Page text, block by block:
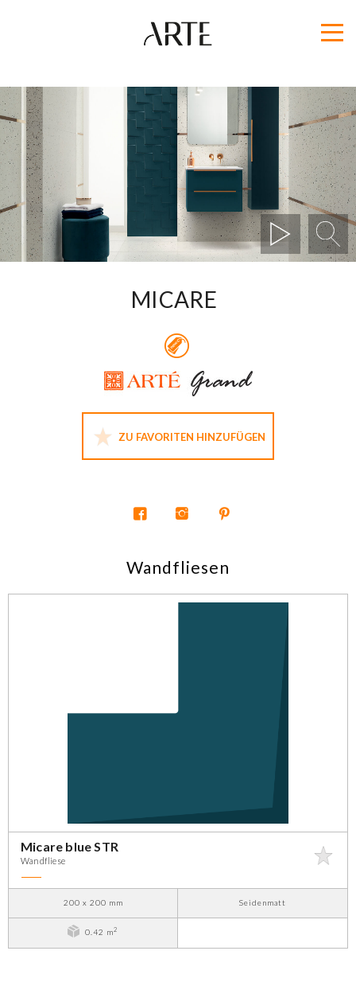
MICARE
ZU FAVORITEN HINZUFÜGEN
Wandfliesen
Micare blue STR
Wandfliese
200 x 200 mm Seidenmatt
0.42 m2